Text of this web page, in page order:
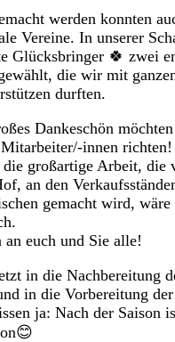
werden konnten
Vereine. In unserer
Glücksbringer 🍀 zwei
die wir mit
durften.
Dankeschön
innen richten!
die großartige Arbeit, die
an den
gemacht wird,
an euch und Sie alle!
in die Nachbereitung
in die Vorbereitung der
ja: Nach der Saison